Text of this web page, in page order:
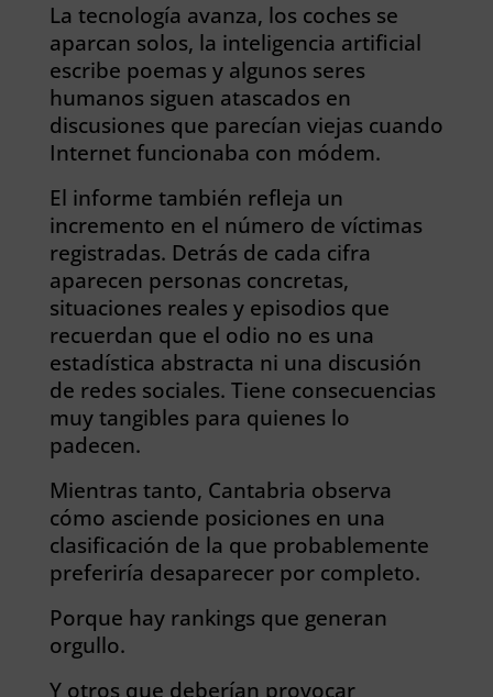
La tecnología avanza, los coches se
aparcan solos, la inteligencia artificial
escribe poemas y algunos seres
humanos siguen atascados en
discusiones que parecían viejas cuando
Internet funcionaba con módem.
El informe también refleja un
incremento en el número de víctimas
registradas. Detrás de cada cifra
aparecen personas concretas,
situaciones reales y episodios que
recuerdan que el odio no es una
estadística abstracta ni una discusión
de redes sociales. Tiene consecuencias
muy tangibles para quienes lo
padecen.
Mientras tanto, Cantabria observa
cómo asciende posiciones en una
clasificación de la que probablemente
preferiría desaparecer por completo.
Porque hay rankings que generan
orgullo.
Y otros que deberían provocar